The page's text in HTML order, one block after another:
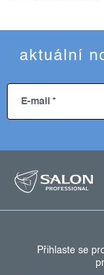
aktuální
E-mail
Přihlaste se